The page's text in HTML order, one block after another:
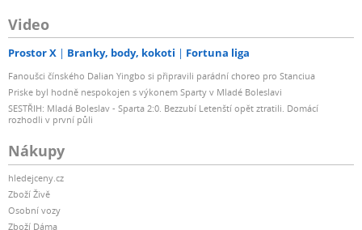
Video
Prostor X Branky, body, kokoti Fortuna liga
Fanoušci čínského Dalian Yingbo si připravili parádní choreo pro Stanciua
Priske byl hodně nespokojen s výkonem Sparty v Mladé Boleslavi
SESTŘIH: Mladá Boleslav - Sparta 2:0. Bezzubí Letenští opět ztratili. Domácí
rozhodli v první půli
Nákupy
hledejceny.cz
Zboží Živě
Osobní vozy
Zboží Dáma